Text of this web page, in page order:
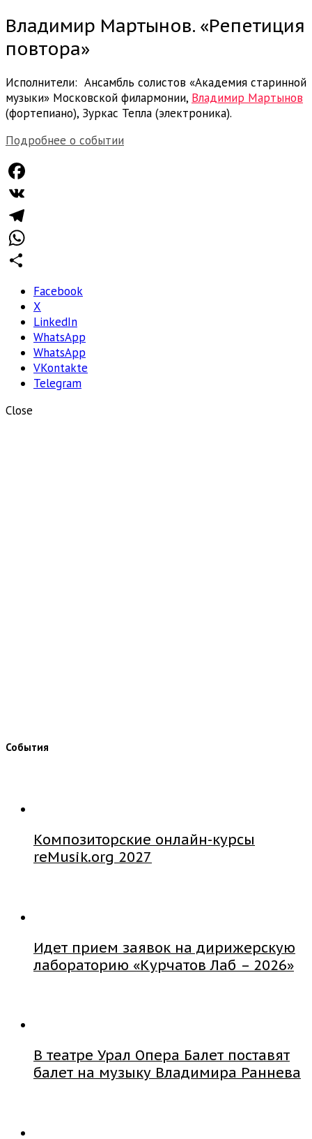
Владимир Мартынов. «Репетиция
повтора»
Исполнители: Ансамбль солистов «Академия старинной
музыки» Московской филармонии, Владимир Мартынов
(фортепиано), Зуркас Тепла (электроника).
Подробнее о событии
Facebook
VK
Telegram
WhatsApp
Facebook
X
LinkedIn
WhatsApp
WhatsApp
VKontakte
Telegram
Close
События
Композиторские онлайн-курсы
reMusik.org 2027
Идет прием заявок на дирижерскую
лабораторию «Курчатов Лаб – 2026»
В театре Урал Опера Балет поставят
балет на музыку Владимира Раннева